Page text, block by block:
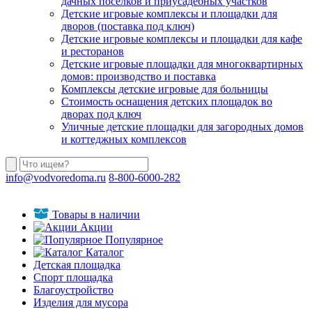
Детские игровые комплексы и площадки для
дворов (поставка под ключ)
Детские игровые комплексы и площадки для кафе
и ресторанов
Детские игровые площадки для многоквартирных
домов: производство и поставка
Комплексы детские игровые для больницы
Стоимость оснащения детских площадок во
дворах под ключ
Уличные детские площадки для загородных домов
и коттеджных комплексов
info@vodvoredoma.ru 8-800-6000-282
Товары в наличии
Акции
Популярное
Каталог
Детская площадка
Спорт площадка
Благоустройство
Изделия для мусора